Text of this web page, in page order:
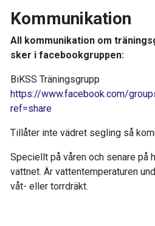
Kommunikation
All kommunikation om
sker i facebookgruppen:
BiKSS Träningsgrupp
https://www.facebook.com/
ref=share
Tillåter inte vädret segling så
Speciellt på våren och senare på
vattnet. Är vattentemperaturen
våt- eller torrdräkt.